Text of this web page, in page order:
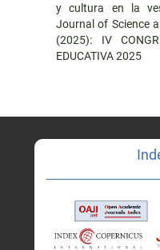
y cultura en la
Journal of Science
(2025): IV
EDUCATIVA 2025